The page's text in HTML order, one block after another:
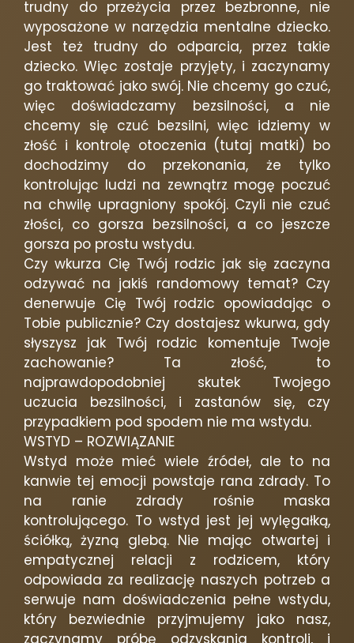
trudny do przeżycia przez bezbronne, nie
wyposażone w narzędzia mentalne dziecko.
Jest też trudny do odparcia, przez takie
dziecko. Więc zostaje przyjęty, i zaczynamy
go traktować jako swój. Nie chcemy go czuć,
więc doświadczamy bezsilności, a nie
chcemy się czuć bezsilni, więc idziemy w
złość i kontrolę otoczenia (tutaj matki) bo
dochodzimy do przekonania, że tylko
kontrolując ludzi na zewnątrz mogę poczuć
na chwilę upragniony spokój. Czyli nie czuć
złości, co gorsza bezsilności, a co jeszcze
gorsza po prostu wstydu.
Czy wkurza Cię Twój rodzic jak się zaczyna
odzywać na jakiś randomowy temat? Czy
denerwuje Cię Twój rodzic opowiadając o
Tobie publicznie? Czy dostajesz wkurwa, gdy
słyszysz jak Twój rodzic komentuje Twoje
zachowanie? Ta złość, to
najprawdopodobniej skutek Twojego
uczucia bezsilności, i zastanów się, czy
przypadkiem pod spodem nie ma wstydu.
WSTYD – ROZWIĄZANIE
Wstyd może mieć wiele źródeł, ale to na
kanwie tej emocji powstaje rana zdrady. To
na ranie zdrady rośnie maska
kontrolującego. To wstyd jest jej wylęgałką,
ściółką, żyzną glebą. Nie mając otwartej i
empatycznej relacji z rodzicem, który
odpowiada za realizację naszych potrzeb a
serwuje nam doświadczenia pełne wstydu,
który bezwiednie przyjmujemy jako nasz,
zaczynamy próbę odzyskania kontroli, i